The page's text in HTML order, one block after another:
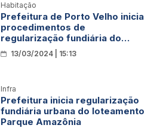
Habitação
Prefeitura de Porto Velho inicia
procedimentos de
regularização fundiária do
bairro Lagoinha
13/03/2024 | 15:13
Infra
Prefeitura inicia regularização
fundiária urbana do loteamento
Parque Amazônia